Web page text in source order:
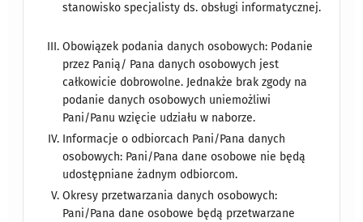
stanowisko specjalisty ds. obsługi informatycznej.
Obowiązek podania danych osobowych: Podanie
przez Panią/ Pana danych osobowych jest
całkowicie dobrowolne. Jednakże brak zgody na
podanie danych osobowych uniemożliwi
Pani/Panu wzięcie udziału w naborze.
Informacje o odbiorcach Pani/Pana danych
osobowych: Pani/Pana dane osobowe nie będą
udostępniane żadnym odbiorcom.
Okresy przetwarzania danych osobowych:
Pani/Pana dane osobowe będą przetwarzane